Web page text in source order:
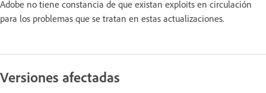
Adobe no tiene constancia de que existan exploits en circulación
para los problemas que se tratan en estas actualizaciones.
Versiones afectadas